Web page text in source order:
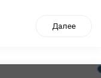
Далее